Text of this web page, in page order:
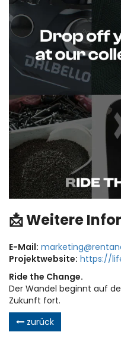
📩 Weitere
E-Mail:
Projektwebsite: https://
Ride the Change.
Der Wandel beginnt auf
Zukunft fort.
zurück